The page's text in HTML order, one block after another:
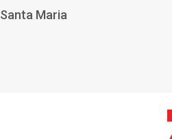
Santa Maria